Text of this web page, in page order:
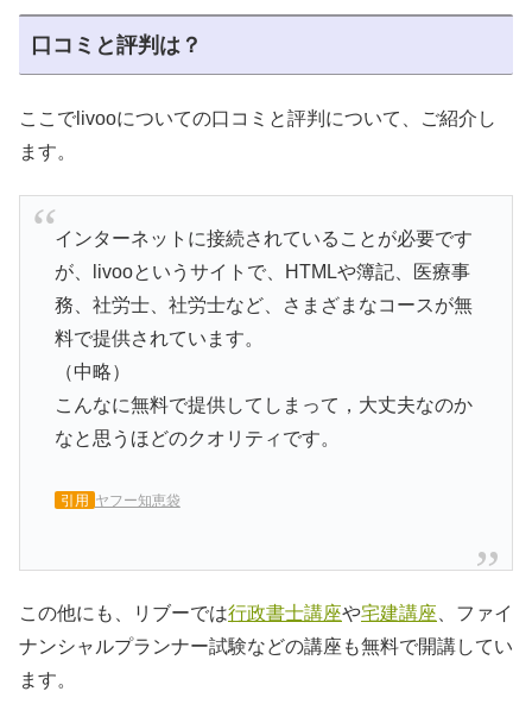
口コミと評判は？
ここでlivooについての口コミと評判について、ご紹介し
ます。
インターネットに接続されていることが必要です
が、livooというサイトで、HTMLや簿記、医療事
務、社労士、社労士など、さまざまなコースが無
料で提供されています。
（中略）
こんなに無料で提供してしまって，大丈夫なのか
なと思うほどのクオリティです。
引用 ヤフー知恵袋
この他にも、リブーでは行政書士講座や宅建講座 、ファイ
ナンシャルプランナー試験などの講座も無料で開講してい
ます。